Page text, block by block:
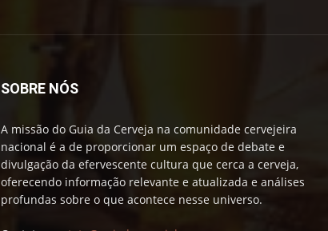
SOBRE NÓS
A missão do Guia da Cerveja na comunidade cervejeira
nacional é a de proporcionar um espaço de debate e
divulgação da efervescente cultura que cerca a cerveja,
oferecendo informação relevante e atualizada e análises
profundas sobre o que acontece nesse universo.